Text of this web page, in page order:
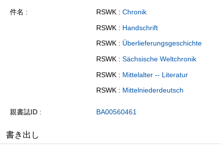
件名 RSWK : Chronik
RSWK : Handschrift
RSWK : Überlieferungsgeschichte
RSWK : Sächsische Weltchronik
RSWK : Mittelalter -- Literatur
RSWK : Mittelniederdeutsch
親書誌ID BA00560461
書き出し